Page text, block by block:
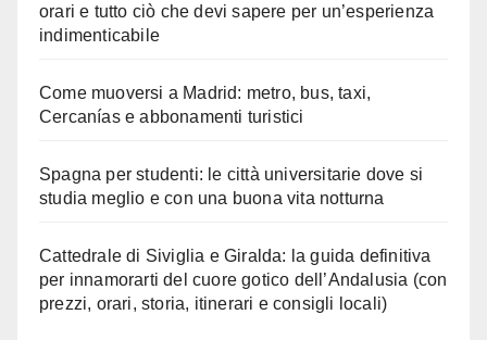
orari e tutto ciò che devi sapere per un’esperienza
indimenticabile
Come muoversi a Madrid: metro, bus, taxi,
Cercanías e abbonamenti turistici
Spagna per studenti: le città universitarie dove si
studia meglio e con una buona vita notturna
Cattedrale di Siviglia e Giralda: la guida definitiva
per innamorarti del cuore gotico dell’Andalusia (con
prezzi, orari, storia, itinerari e consigli locali)